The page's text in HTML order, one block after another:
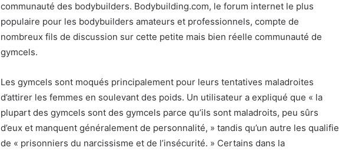
communauté des bodybuilders. Bodybuilding.com, le forum internet le plus
populaire pour les bodybuilders amateurs et professionnels, compte de
nombreux fils de discussion sur cette petite mais bien réelle communauté de
gymcels.
Les gymcels sont moqués principalement pour leurs tentatives maladroites
d’attirer les femmes en soulevant des poids. Un utilisateur a expliqué que « la
plupart des gymcels sont des gymcels parce qu’ils sont maladroits, peu sûrs
d’eux et manquent généralement de personnalité, » tandis qu’un autre les qualifie
de « prisonniers du narcissisme et de l’insécurité. » Certains dans la